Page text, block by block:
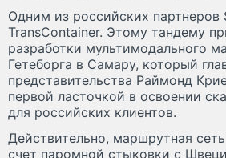
Одним из российских партнеров
TransContainer. Этому тандему
разработки мультимодального
Гетеборга в Самару, который
представительства Раймонд
первой ласточкой в освоении
для российских клиентов.
Действительно, маршрутная
счет паромной стыковки с